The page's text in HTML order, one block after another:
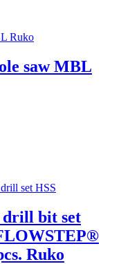
saw MBL
bit set
Ruko